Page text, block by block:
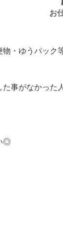
お
・ゆうパッ
事がなかった
◎